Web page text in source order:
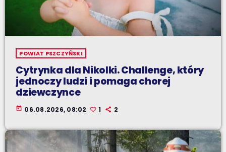
POWIAT PSZCZYŃSKI
Cytrynka dla Nikolki. Challenge, który
jednoczy ludzi i pomaga chorej
dziewczynce
today 06.08.2026, 08:02 1 2